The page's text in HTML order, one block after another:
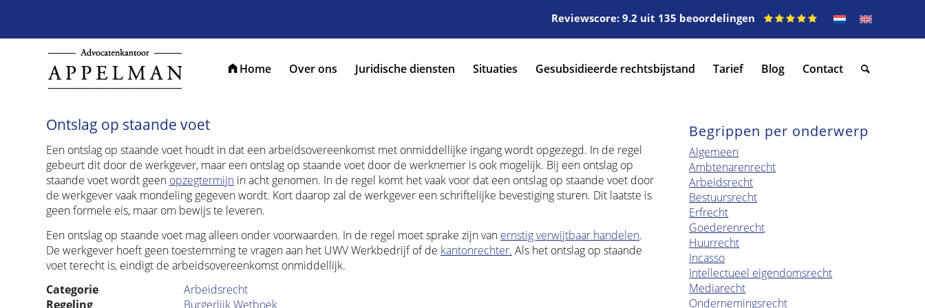
Reviewscore: 9.2 uit 135 beoordelingen
Home Over ons Juridische diensten Situaties Gesubsidieerde rechtsbijstand Tarief Blog Contact
Ontslag op staande voet
Een ontslag op staande voet houdt in dat een arbeidsovereenkomst met onmiddellijke ingang wordt opgezegd. In de regel
gebeurt dit door de werkgever, maar een ontslag op staande voet door de werknemer is ook mogelijk. Bij een ontslag op
staande voet wordt geen opzegtermijn in acht genomen. In de regel komt het vaak voor dat een ontslag op staande voet door
de werkgever vaak mondeling gegeven wordt. Kort daarop zal de werkgever een schriftelijke bevestiging sturen. Dit laatste is
geen formele eis, maar om bewijs te leveren.
Een ontslag op staande voet mag alleen onder voorwaarden. In de regel moet sprake zijn van ernstig verwijtbaar handelen.
De werkgever hoeft geen toestemming te vragen aan het UWV Werkbedrijf of de kantonrechter. Als het ontslag op staande
voet terecht is, eindigt de arbeidsovereenkomst onmiddellijk.
Categorie
Arbeidsrecht
Regeling
Burgerlijk Wetboek
Begrippen per onderwerp
Algemeen
Ambtenarenrecht
Arbeidsrecht
Bestuursrecht
Erfrecht
Goederenrecht
Huurrecht
Incasso
Intellectueel eigendomsrecht
Mediarecht
Ondernemingsrecht